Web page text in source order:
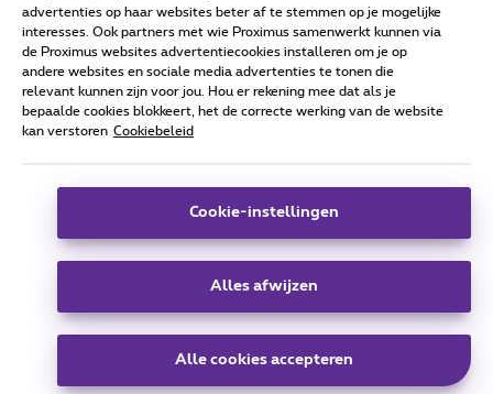
Alle rechten voorbehouden. © Proximus
Algemene voorwaarden, consumenteninfo
Deze website is gecreëerd en wordt beheerd conform het
Koning Albert II-laan 27 - B-1030 Brussel.
Carrier & Wholesale Solutions
Telindus
|Sitemap
advertenties op haar websites beter af te stemmen op je mogelijke
interesses. Ook partners met wie Proximus samenwerkt kunnen via
de Proximus websites advertentiecookies installeren om je op
andere websites en sociale media advertenties te tonen die
relevant kunnen zijn voor jou. Hou er rekening mee dat als je
bepaalde cookies blokkeert, het de correcte werking van de website
kan verstoren Cookiebeleid
Cookie-instellingen
Alles afwijzen
Alle cookies accepteren